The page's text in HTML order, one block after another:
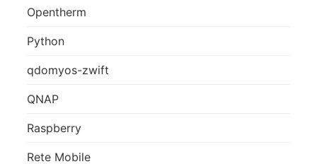
Opentherm
Python
qdomyos-zwift
QNAP
Raspberry
Rete Mobile